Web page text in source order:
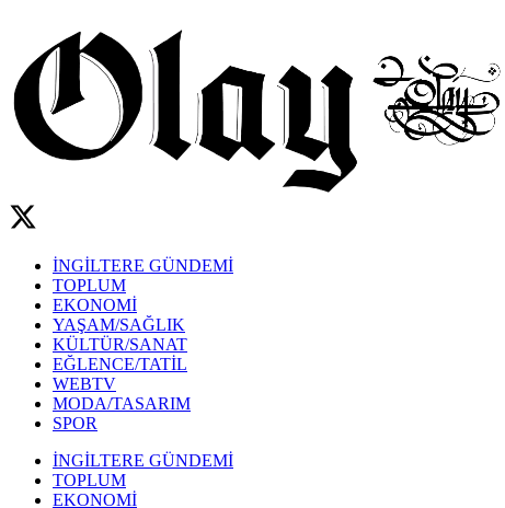
İNGİLTERE GÜNDEMİ
TOPLUM
EKONOMİ
YAŞAM/SAĞLIK
KÜLTÜR/SANAT
EĞLENCE/TATİL
WEBTV
MODA/TASARIM
SPOR
İNGİLTERE GÜNDEMİ
TOPLUM
EKONOMİ